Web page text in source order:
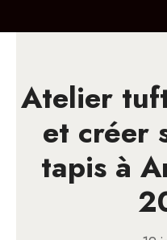
au
Atelier
et créer
tapis à